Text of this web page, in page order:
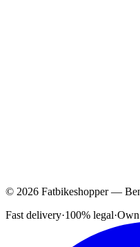
© 2026 Fatbikeshopper —
Fast delivery·100% legal·